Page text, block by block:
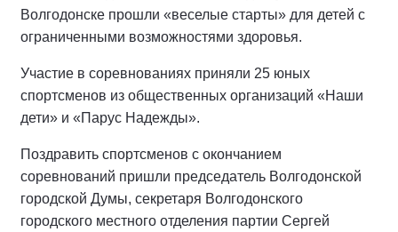
Волгодонске прошли «веселые старты» для детей с
ограниченными возможностями здоровья.
Участие в соревнованиях приняли 25 юных
спортсменов из общественных организаций «Наши
дети» и «Парус Надежды».
Поздравить спортсменов с окончанием
соревнований пришли председатель Волгодонской
городской Думы, секретаря Волгодонского
городского местного отделения партии Сергей